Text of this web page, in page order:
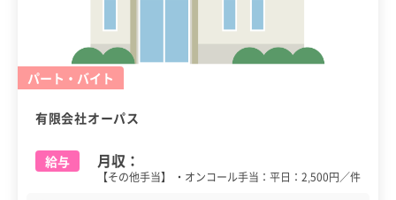
パート・バイト
有限会社オーパス
給与 月収：
【その他手当】 ・オンコール手当：平日：2,500円／件